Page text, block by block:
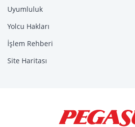
Uyumluluk
Yolcu Hakları
İşlem Rehberi
Site Haritası